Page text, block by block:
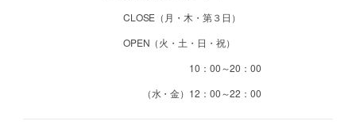
CLOSE（月・木・第３日）
OPEN（火・土・日・祝）
10：00～20：00
（水・金）12：00～22：00